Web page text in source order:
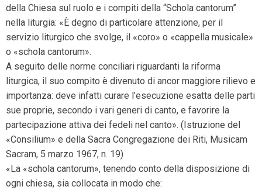
della Chiesa sul ruolo e i compiti della “Schola cantorum”
nella liturgia: «È degno di particolare attenzione, per il
servizio liturgico che svolge, il «coro» o «cappella musicale»
o «schola cantorum».
A seguito delle norme conciliari riguardanti la riforma
liturgica, il suo compito è divenuto di ancor maggiore rilievo e
importanza: deve infatti curare l’esecuzione esatta delle parti
sue proprie, secondo i vari generi di canto, e favorire la
partecipazione attiva dei fedeli nel canto». (Istruzione del
«Consilium» e della Sacra Congregazione dei Riti, Musicam
Sacram, 5 marzo 1967, n. 19)
«La «schola cantorum», tenendo conto della disposizione di
ogni chiesa, sia collocata in modo che: